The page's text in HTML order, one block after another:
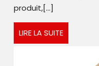
Carrefour
FG2605
produit,[...]
LIRE LA SUITELIRE
LA